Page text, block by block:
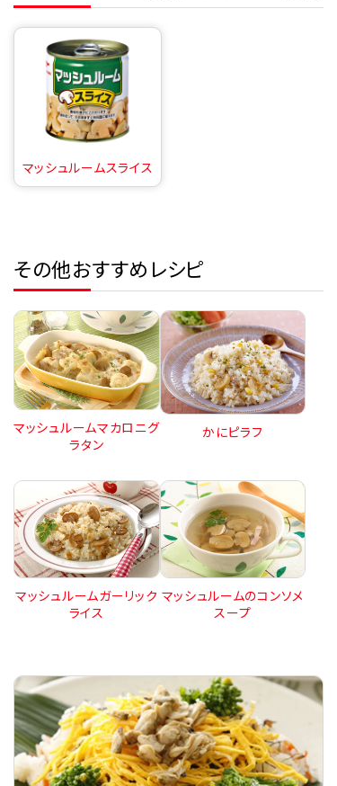
マッシュルームスライス
その他おすすめレシピ
マッシュルームマカロニグ
ラタン
かにピラフ
マッシュルームガーリック
ライス
マッシュルームのコンソメ
スープ